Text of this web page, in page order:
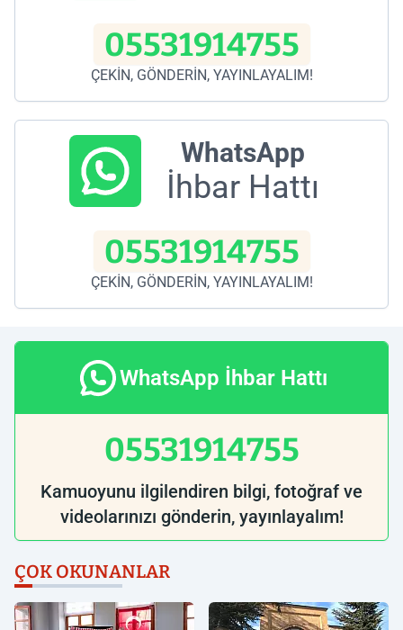
05531914755
ÇEKİN, GÖNDERİN, YAYINLAYALIM!
WhatsApp
İhbar Hattı
05531914755
ÇEKİN, GÖNDERİN, YAYINLAYALIM!
WhatsApp İhbar Hattı
05531914755
Kamuoyunu ilgilendiren bilgi, fotoğraf ve
videolarınızı gönderin, yayınlayalım!
ÇOK OKUNANLAR